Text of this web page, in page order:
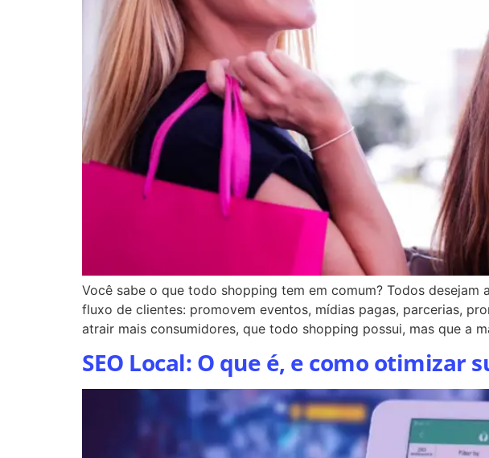
Você sabe o que todo shopping tem em comum? Todos
fluxo de clientes: promovem eventos, mídias pagas, parcerias,
atrair mais consumidores, que todo shopping possui, mas que a
SEO Local: O que é, e como